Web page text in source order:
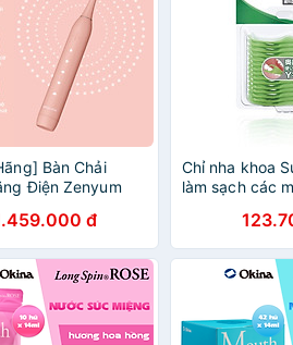
Bàn Chải
Điện Zenyum
- Công Nghệđ
Chỉ nha khoa
làm sạch các
các bệnh lý về
Nội địa Nhật